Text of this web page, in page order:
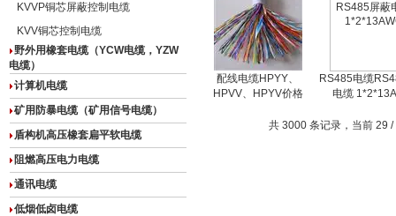
KVVP铜芯屏蔽控制电缆
KVV铜芯控制电缆
野外用橡套电缆（YCW电缆，YZW
电缆）
计算机电缆
矿用防暴电缆（矿用信号电缆）
盾构机高压橡套扁平软电缆
阻燃高压电力电缆
通讯电缆
低烟低卤电缆
配线电缆HPYY、
HPVV、HPYV价格
RS485电缆
电缆
共 3000 条记录，当前 29